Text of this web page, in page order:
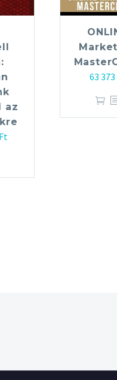
az
Ft
63 373